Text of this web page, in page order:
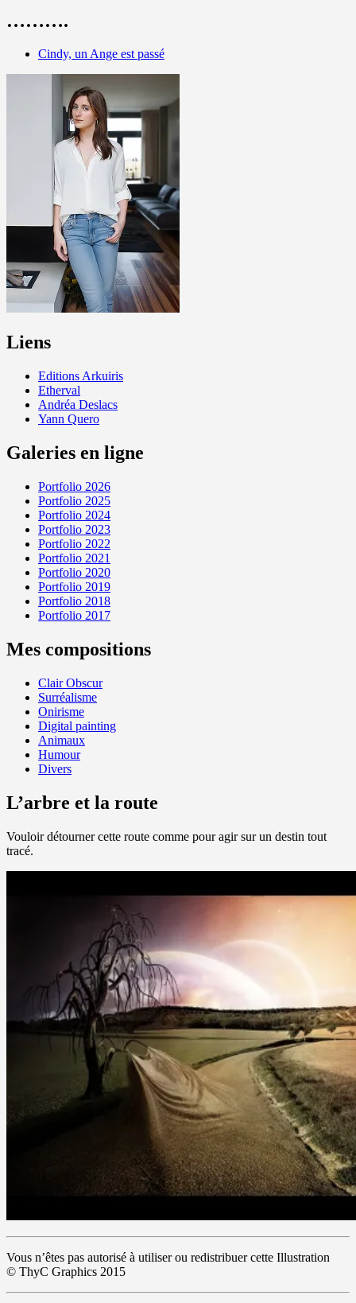
……….
Cindy, un Ange est passé
Liens
Editions Arkuiris
Etherval
Andréa Deslacs
Yann Quero
Galeries en ligne
Portfolio 2026
Portfolio 2025
Portfolio 2024
Portfolio 2023
Portfolio 2022
Portfolio 2021
Portfolio 2020
Portfolio 2019
Portfolio 2018
Portfolio 2017
Mes compositions
Clair Obscur
Surréalisme
Onirisme
Digital painting
Animaux
Humour
Divers
L’arbre et la route
Vouloir détourner cette route comme pour agir sur un destin tout
tracé.
Vous n’êtes pas autorisé à utiliser ou redistribuer cette Illustration
© ThyC Graphics 2015